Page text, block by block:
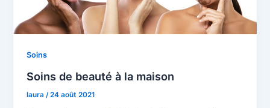
Soins
Soins de beauté à la maison
laura /24 août 2021